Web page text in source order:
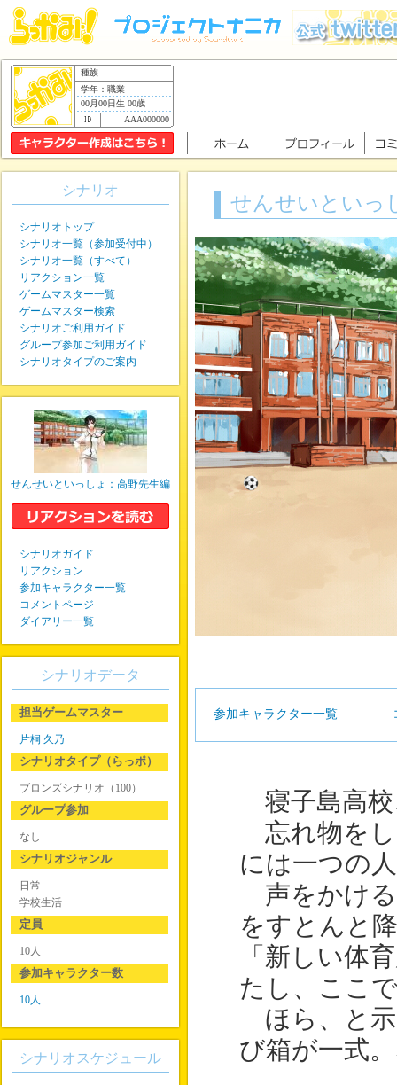
種族
学年：職業
00月00日生 00歳
AAA000000
せんせいといっ
参加キャラクター一覧
寝子島高校
忘れ物をし
には一つの
声をかけ
をすとんと
「新しい体
たし、ここ
ほら、と示
び箱が一式
シナリオ
シナリオトップ
シナリオ一覧（参加受付中）
シナリオ一覧（すべて）
リアクション一覧
ゲームマスター一覧
ゲームマスター検索
シナリオご利用ガイド
グループ参加ご利用ガイド
シナリオタイプのご案内
せんせいといっしょ：高野先生編
シナリオガイド
リアクション
参加キャラクター一覧
コメントページ
ダイアリー一覧
シナリオデータ
担当ゲームマスター
片桐 久乃
シナリオタイプ（らっポ）
ブロンズシナリオ（100）
グループ参加
なし
シナリオジャンル
日常
学校生活
定員
10人
参加キャラクター数
10人
シナリオスケジュール